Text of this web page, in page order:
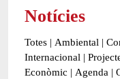
Notícies
Totes | Ambiental |
Internacional |
Econòmic | Agenda |